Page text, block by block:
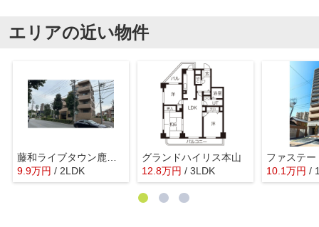
エリアの近い物件
藤和ライブタウン鹿子殿
9.9万円 / 2LDK
グランドハイリス本山
12.8万円 / 3LDK 10.1万円 /